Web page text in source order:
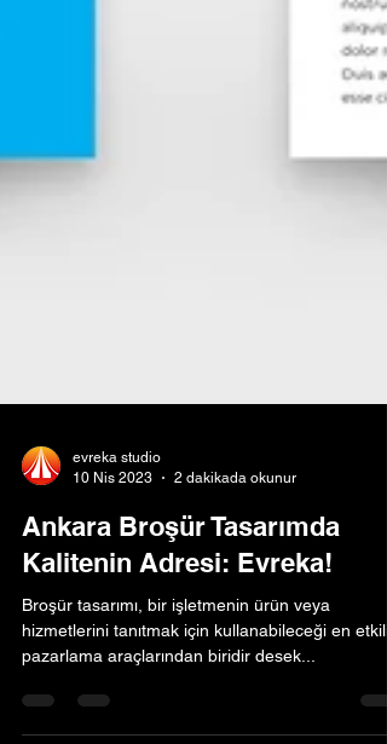
10 Nis 2023
2 dakikada okunur
Ankara Broşür Tasarımda
Kalitenin Adresi: Evreka!
Broşür tasarımı, bir işletmenin ürün veya
pazarlama araçlarından biridir desek...